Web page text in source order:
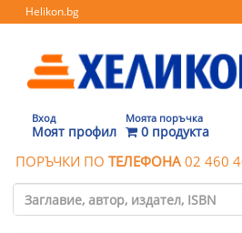
Helikon.bg
Вход
Моят профил
Моята поръчка
0 продукта
ПОРЪЧКИ ПО ТЕЛЕФОНА 02 460